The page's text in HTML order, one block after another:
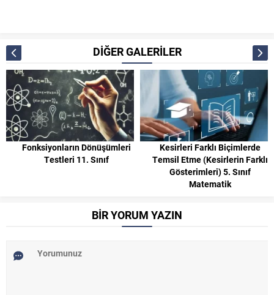
DİĞER GALERİLER
Fonksiyonların Dönüşümleri
Testleri 11. Sınıf
Kesirleri Farklı Biçimlerde
Temsil Etme (Kesirlerin Farklı
Gösterimleri) 5. Sınıf
Matematik
BİR YORUM YAZIN